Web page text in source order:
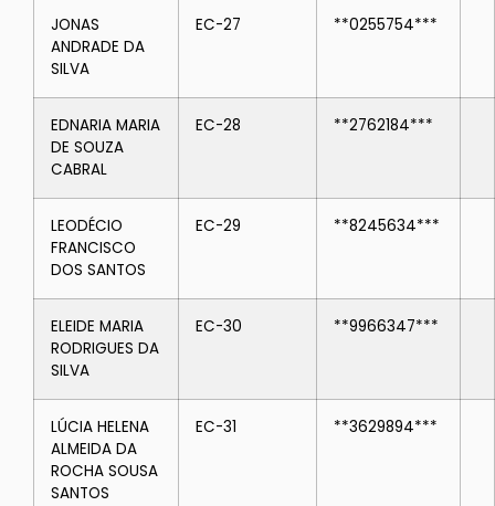
JONAS
ANDRADE DA
SILVA
EC-27 **0255754***
EDNARIA MARIA
DE SOUZA
CABRAL
EC-28 **2762184***
LEODÉCIO
FRANCISCO
DOS SANTOS
EC-29 **8245634***
ELEIDE MARIA
RODRIGUES DA
SILVA
EC-30 **9966347***
LÚCIA HELENA
ALMEIDA DA
ROCHA SOUSA
SANTOS
EC-31 **3629894***